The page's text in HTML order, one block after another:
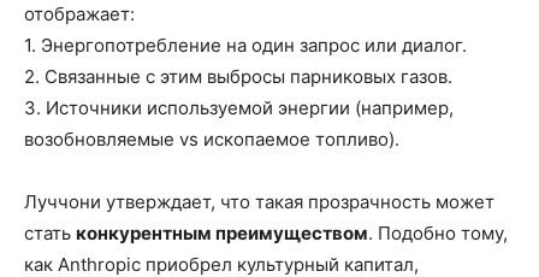
отображает:
1. Энергопотребление на один запрос или диалог.
2. Связанные с этим выбросы парниковых газов.
3. Источники используемой энергии (например,
возобновляемые vs ископаемое топливо).
Луччони утверждает, что такая прозрачность может
стать конкурентным преимуществом. Подобно тому,
как Anthropic приобрел культурный капитал,